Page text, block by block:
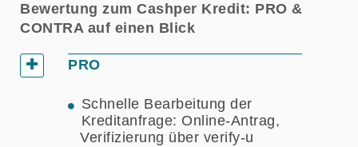
Bewertung zum Cashper Kredit: PRO &
CONTRA auf einen Blick
PRO
Schnelle Bearbeitung der
Kreditanfrage: Online-Antrag,
Verifizierung über verify-u